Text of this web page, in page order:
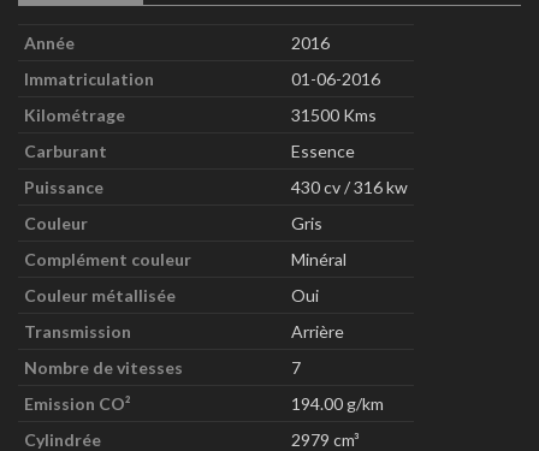
Année
2016
Immatriculation
01-06-2016
Kilométrage
31500 Kms
Carburant
Essence
Puissance
430 cv / 316 kw
Couleur
Gris
Complément couleur
Minéral
Couleur métallisée
Oui
Transmission
Arrière
Nombre de vitesses
7
Emission CO²
194.00 g/km
Cylindrée
2979 cm³